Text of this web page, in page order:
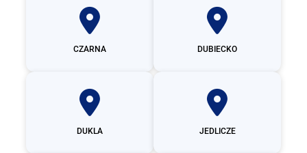
CZARNA DUBIECKO
DUKLA JEDLICZE